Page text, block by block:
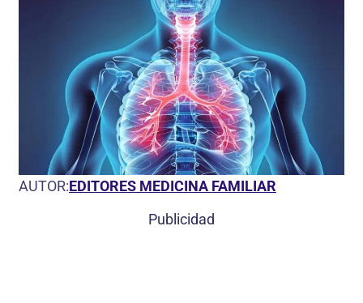
AUTOR:EDITORES MEDICINA FAMILIAR
Publicidad